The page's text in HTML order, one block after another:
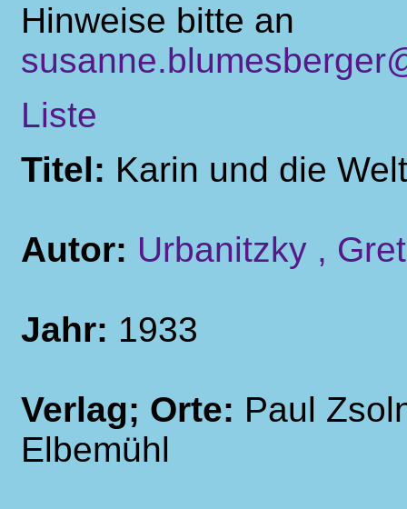
Hinweise bitte an
Liste
Titel: Karin und die
Autor: Urbanitzky ,
Jahr: 1933
Verlag; Orte: Paul
Elbemühl